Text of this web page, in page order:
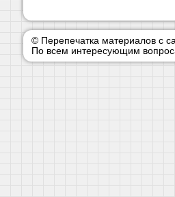
© Перепечатка материалов с
По всем интересующим